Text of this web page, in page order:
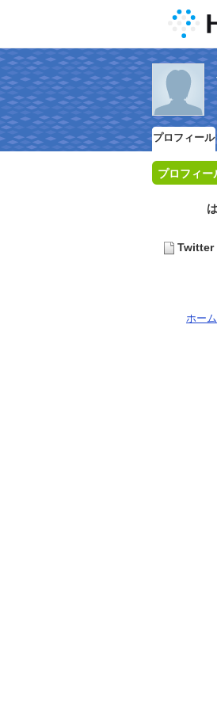
プロフィール
プロフィー
Twitter
ホーム